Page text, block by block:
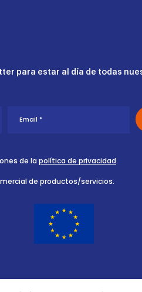
para estar al día de todas
de la política de privacidad.
de productos/servicios.